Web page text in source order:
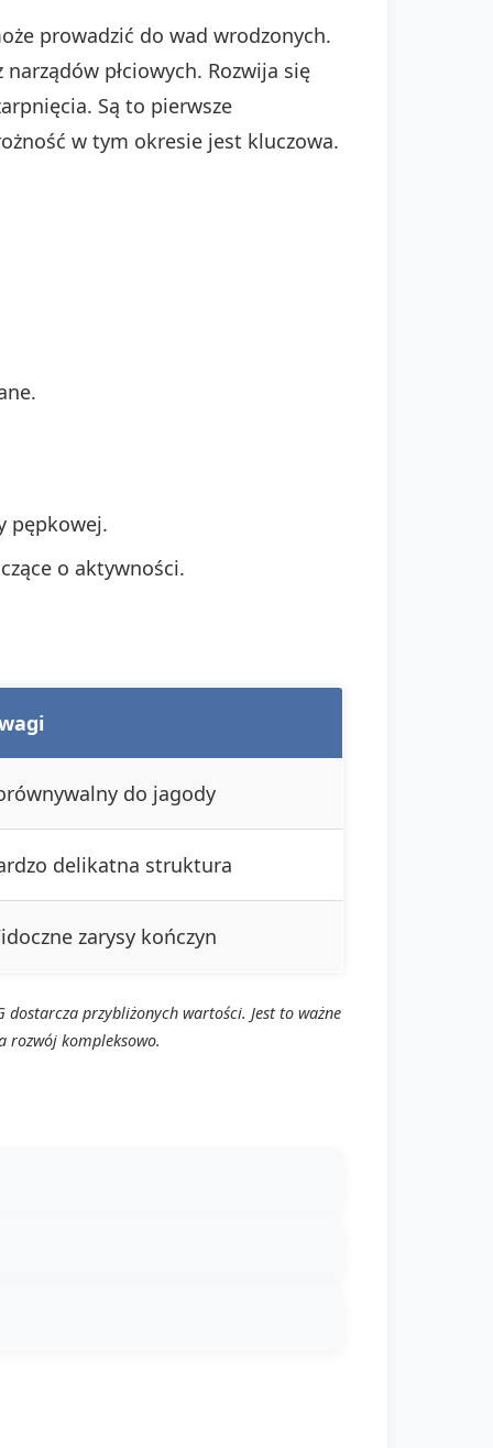
prowadzić do wad wrodzonych.
płciowych. Rozwija się
Są to pierwsze
w tym okresie jest kluczowa.
pępkowej.
o aktywności.
do jagody
delikatna struktura
zarysy kończyn
dostarcza przybliżonych wartości. Jest to ważne
rozwój kompleksowo.